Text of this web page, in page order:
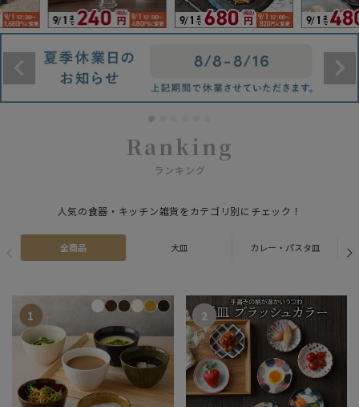
Ranking
ランキング
人気の食器・キッチン雑貨をカテゴリ別にチェック！
全商品 大皿 カレー・パスタ皿